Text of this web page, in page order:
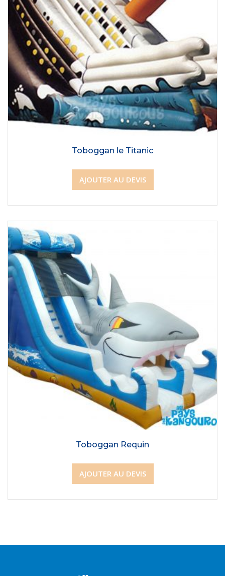
Toboggan le Titanic
AJOUTER AU DEVIS
Toboggan Requin
AJOUTER AU DEVIS